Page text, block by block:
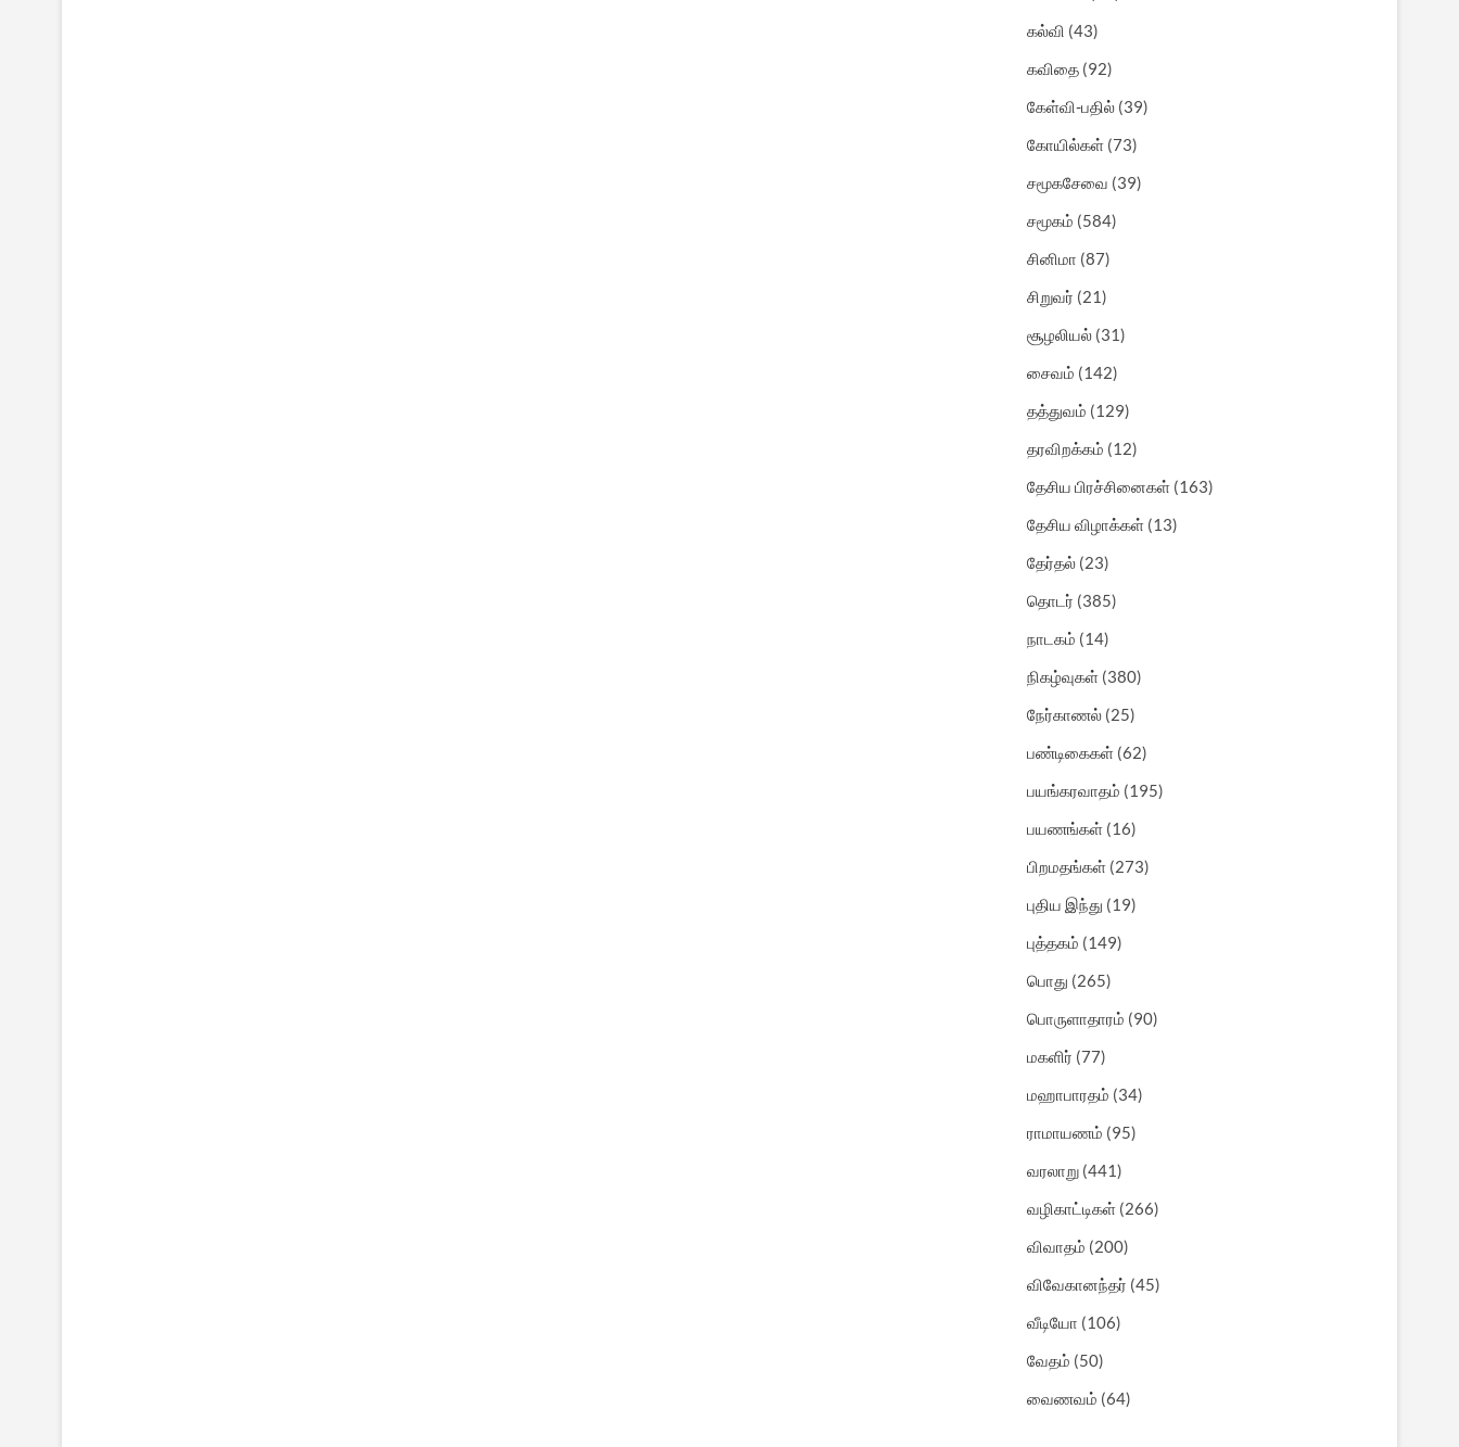
கல்வி (43)
கவிதை (92)
கேள்வி-பதில் (39)
கோயில்கள் (73)
சமூகசேவை (39)
சமூகம் (584)
சினிமா (87)
சிறுவர் (21)
சூழலியல் (31)
சைவம் (142)
தத்துவம் (129)
தரவிறக்கம் (12)
தேசிய பிரச்சினைகள் (163)
தேசிய விழாக்கள் (13)
தேர்தல் (23)
தொடர் (385)
நாடகம் (14)
நிகழ்வுகள் (380)
நேர்காணல் (25)
பண்டிகைகள் (62)
பயங்கரவாதம் (195)
பயணங்கள் (16)
பிறமதங்கள் (273)
புதிய இந்து (19)
புத்தகம் (149)
பொது (265)
பொருளாதாரம் (90)
மகளிர் (77)
மஹாபாரதம் (34)
ராமாயணம் (95)
வரலாறு (441)
வழிகாட்டிகள் (266)
விவாதம் (200)
விவேகானந்தர் (45)
வீடியோ (106)
வேதம் (50)
வைணவம் (64)